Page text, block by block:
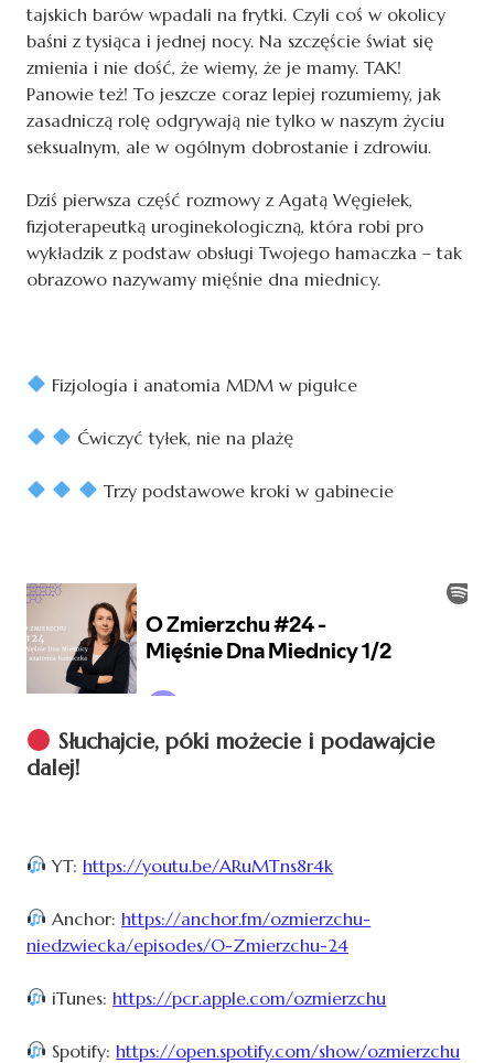
tajskich barów wpadali na frytki. Czyli coś w okolicy
baśni z tysiąca i jednej nocy. Na szczęście świat się
zmienia i nie dość, że wiemy, że je mamy. TAK!
Panowie też! To jeszcze coraz lepiej rozumiemy, jak
zasadniczą rolę odgrywają nie tylko w naszym życiu
seksualnym, ale w ogólnym dobrostanie i zdrowiu.
Dziś pierwsza część rozmowy z Agatą Węgiełek,
fizjoterapeutką uroginekologiczną, która robi pro
wykładzik z podstaw obsługi Twojego hamaczka – tak
obrazowo nazywamy mięśnie dna miednicy.
Fizjologia i anatomia MDM w pigułce
Ćwiczyć tyłek, nie na plażę
Trzy podstawowe kroki w gabinecie
Słuchajcie, póki możecie i podawajcie
dalej!
YT: https://youtu.be/ARuMTns8r4k
Anchor: https://anchor.fm/ozmierzchu-
niedzwiecka/episodes/O-Zmierzchu-24
iTunes: https://pcr.apple.com/ozmierzchu
Spotify: https://open.spotify.com/show/ozmierzchu